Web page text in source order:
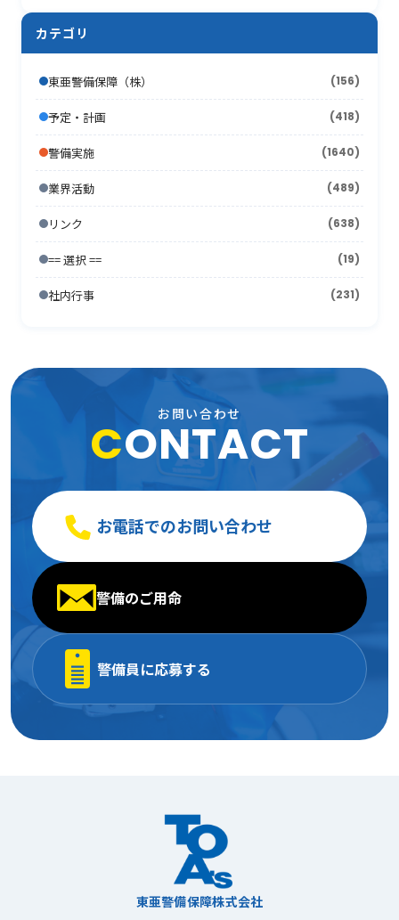
2014年1月
2013年2月
2013年1月 (7)
2012年4月 (12)
2012年2月 (11)
2012年1月 (10)
2011年5月 (11)
2011年4月 (12)
2011年3月 (13)
2011年2月
2011年1月
2010年6月
2010年4月 (15)
2010年3月 (18)
2010年2月 (7)
2010年1月 (13)
2009年7月
2009年5月 (16)
2009年4月
(22)
2009年2月 (15)
2009年1月 (16)
2008年8月
2008年7月 (15)
2008年6月 (10)
2008年5月 (21)
2008年4月 (11)
2008年3月 (26)
2008年2月 (15)
2008年1月 (10)
2007年9月
2007年8月 (22)
2007年7月 (21)
2007年6月 (17)
2007年5月 (24)
2007年4月 (21)
2007年3月 (31)
2007年2月 (33)
2006年11月 (20)
2006年9月 (44)
2006年8月 (26)
2006年7月 (22)
2006年6月 (26)
2006年5月 (23)
2006年1月
2005年12月 (19)
2005年11月 (24)
2005年10月 (13)
2005年9月
2005年8月
2005年7月 (8)
2005年6月 (9)
2005年5月 (11)
2005年1月
カテゴリ
東亜警備保障（株） (156)
予定・計画 (418)
警備実施 (1640)
業界活動 (489)
リンク (638)
== 選択 == (19)
社内行事 (231)
お問い合わせ
CONTACT
お電話でのお問い合わせ
警備のご用命
警備員に応募する
東亜警備保障株式会社